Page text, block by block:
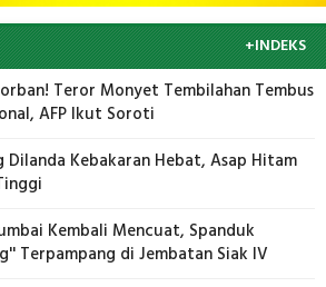
+INDEKS
Teror Monyet Tembilahan Tembus
AFP Ikut Soroti
Dilanda Kebakaran Hebat, Asap Hitam
Kembali Mencuat, Spanduk
Terpampang di Jembatan Siak IV